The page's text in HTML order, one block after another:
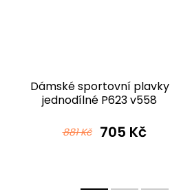
Dámské sportovní plavky
jednodílné P623 v558
881 Kč 705 Kč